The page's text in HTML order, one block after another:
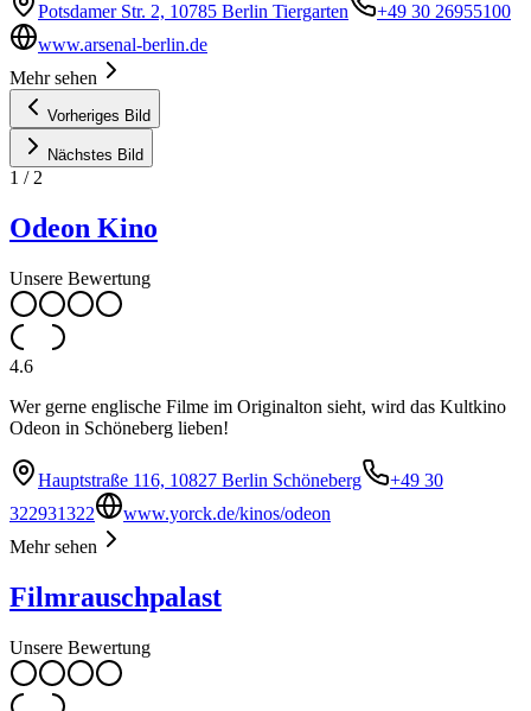
Potsdamer Str. 2, 10785 Berlin Tiergarten
+49 30 26955100
www.arsenal-berlin.de
Mehr sehen
Vorheriges Bild
Nächstes Bild
1 / 2
Odeon Kino
Unsere Bewertung
4.6
Wer gerne englische Filme im Originalton sieht, wird das Kultkino
Odeon in Schöneberg lieben!
Hauptstraße 116, 10827 Berlin Schöneberg
+49 30
322931322
www.yorck.de/kinos/odeon
Mehr sehen
Filmrauschpalast
Unsere Bewertung